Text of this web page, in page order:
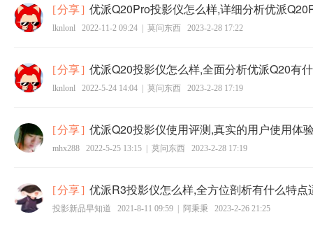
[分享] 优派Q20Pro投影仪怎么样,详细分析优派
lknlonl 2022-11-2 09:24 莫问东西 2023-2-28 17:22
[分享] 优派Q20投影仪怎么样,全面分析优派Q20有
lknlonl 2022-5-24 14:04 莫问东西 2023-2-28 17:19
[分享] 优派Q20投影仪使用评测,真实的用户使用体
mhx288 2022-5-25 13:15 莫问东西 2023-2-28 17:19
[分享] 优派R3投影仪怎么样,全方位剖析有什么特点
投影新品早知道 2021-8-11 09:59 阿秉秉 2023-2-26 21:25